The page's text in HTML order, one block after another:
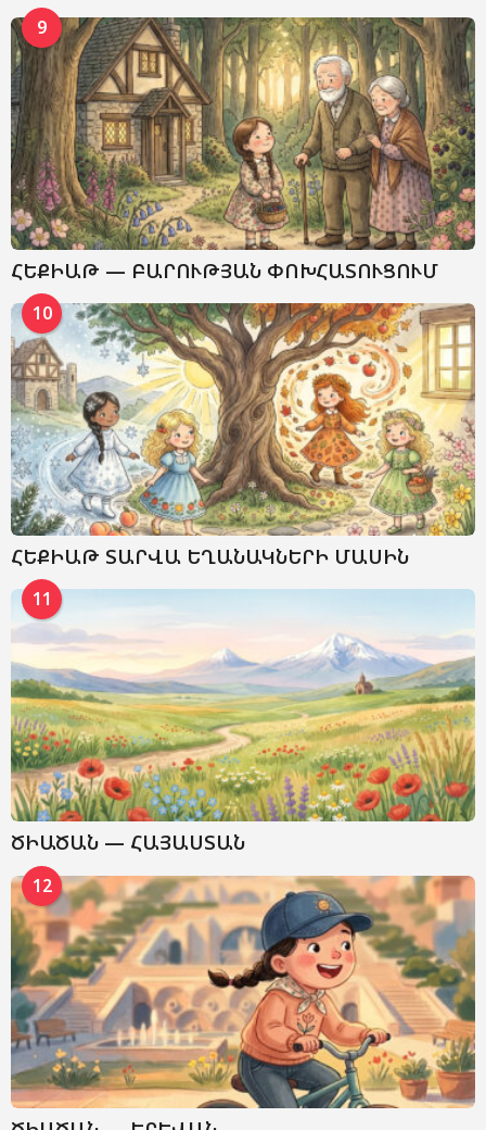
9
ՀԵՔԻԱԹ — ԲԱՐՈՒԹՅԱՆ ՓՈԽՀԱՏՈՒՑՈՒՄ
10
ՀԵՔԻԱԹ ՏԱՐՎԱ ԵՂԱՆԱԿՆԵՐԻ ՄԱՍԻՆ
11
ԾԻԱԾԱՆ — ՀԱՅԱՍՏԱՆ
12